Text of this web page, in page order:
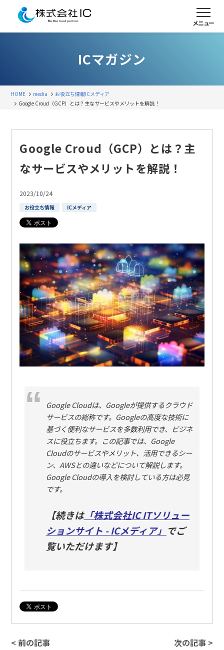
メニュー
ICマガジン
HOME media お役立ち情報ICメディア
Google Croud（GCP）とは？主なサービスやメリットを解説！
Google Croud（GCP）とは？主
なサービスやメリットを解説！
2023/10/24
お役立ち情報 ICメディア
Google Cloudは、Googleが提供するクラウド
サービスの総称です。Googleの高度な技術に
基づく便利なサービスを多数利用でき、ビジネ
スに役立ちます。この記事では、Google
Cloudのサービスやメリット、活用できるシー
ン、AWSとの違いなどについて解説します。
Google Cloudの導入を検討している方は必見
です。
【続きは「株式会社IC ITソリュー
ションサイト - ICメディア」 でご
覧いただけます】
< 前の記事 次の記事 >